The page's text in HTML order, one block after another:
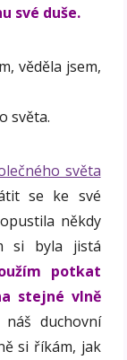
své duše.
věděla jsem,
světa.
světa
se ke své
někdy
si byla jistá
potkat
stejné vlně
duchovní
si říkám, jak